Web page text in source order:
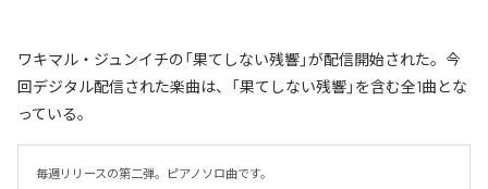
ワキマル・ジュンイチの「果てしない残響」が配信開始された。今
回デジタル配信された楽曲は、「果てしない残響」を含む全1曲とな
っている。
毎週リリースの第二弾。ピアノソロ曲です。